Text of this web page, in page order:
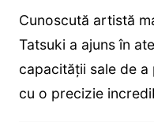
Cunoscută artistă
Tatsuki a ajuns în
capacității sale de
cu o precizie